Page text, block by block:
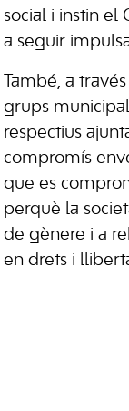
social i instin el
a seguir
També, a
grups
respectius
compromís
que es
perquè la
de gènere i a
en drets i